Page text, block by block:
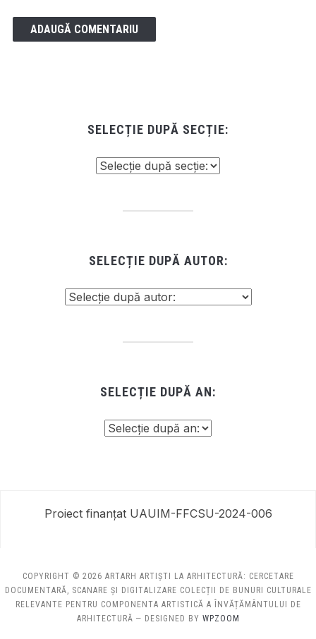
SELECȚIE DUPĂ SECȚIE:
SELECȚIE DUPĂ AUTOR:
SELECȚIE DUPĂ AN:
Proiect finanțat UAUIM-FFCSU-2024-006
COPYRIGHT © 2026 ARTARH ARTIȘTI LA ARHITECTURĂ: CERCETARE
DOCUMENTARĂ, SCANARE ȘI DIGITALIZARE COLECȚII DE BUNURI CULTURALE
RELEVANTE PENTRU COMPONENTA ARTISTICĂ A ÎNVĂȚĂMÂNTULUI DE
ARHITECTURĂ — DESIGNED BY WPZOOM